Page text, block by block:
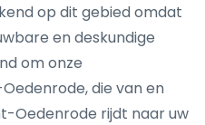
op dit gebied omdat
en deskundige
om onze
die van en
Oedenrode rijdt naar uw